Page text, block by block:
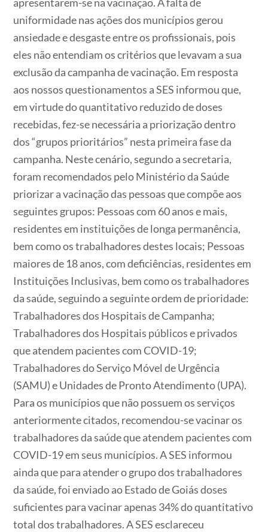
uniformidade nas ações dos municípios gerou
ansiedade e desgaste entre os profissionais, pois
eles não entendiam os critérios que levavam a sua
exclusão da campanha de vacinação. Em resposta
aos nossos questionamentos a SES informou que,
em virtude do quantitativo reduzido de doses
recebidas, fez-se necessária a priorização dentro
dos “grupos prioritários” nesta primeira fase da
campanha. Neste cenário, segundo a secretaria,
foram recomendados pelo Ministério da Saúde
priorizar a vacinação das pessoas que compõe aos
seguintes grupos: Pessoas com 60 anos e mais,
residentes em instituições de longa permanência,
bem como os trabalhadores destes locais; Pessoas
maiores de 18 anos, com deficiências, residentes em
Instituições Inclusivas, bem como os trabalhadores
da saúde, seguindo a seguinte ordem de prioridade:
Trabalhadores dos Hospitais de Campanha;
Trabalhadores dos Hospitais públicos e privados
que atendem pacientes com COVID-19;
Trabalhadores do Serviço Móvel de Urgência
(SAMU) e Unidades de Pronto Atendimento (UPA).
Para os municípios que não possuem os serviços
anteriormente citados, recomendou-se vacinar os
trabalhadores da saúde que atendem pacientes com
COVID-19 em seus municípios. A SES informou
ainda que para atender o grupo dos trabalhadores
da saúde, foi enviado ao Estado de Goiás doses
suficientes para vacinar apenas 34% do quantitativo
total dos trabalhadores. A SES esclareceu